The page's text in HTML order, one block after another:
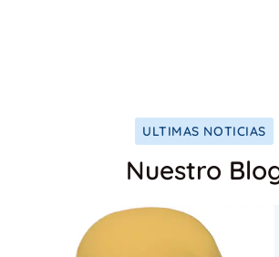
ULTIMAS NOTICIAS
Nuestro